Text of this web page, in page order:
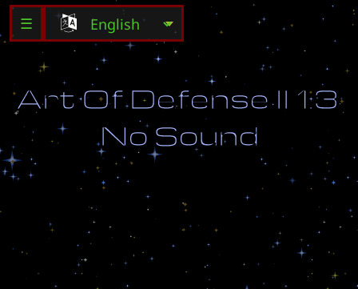
☰
ArtOfDefenseII 1.3
No Sound
eS s d c
b y
t w w d . ~